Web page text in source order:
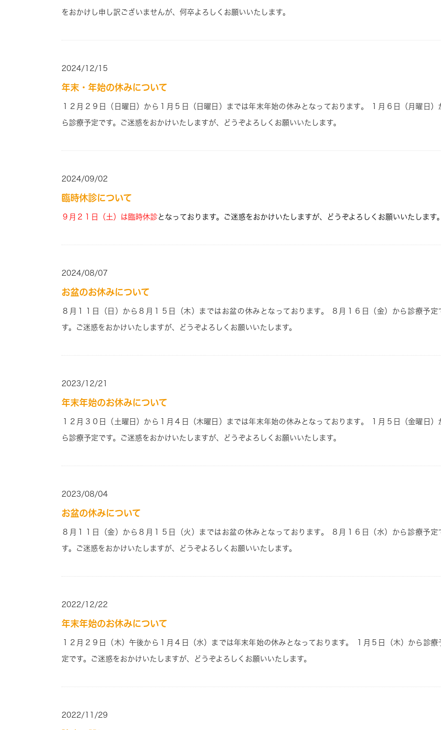
をおかけし申し訳ございませんが、何卒よろしくお願いいたします。
2024/12/15
年末・年始の休みについて
１２月２９ 日 （日曜日） から１ 月５ 日 （日曜日） までは年末年始の休みとなっております。 月６ 日 （月曜日）
ら診療予定です。ご迷惑をおかけいたしますが、どうぞよろしくお願いいたします。
2024/09/02
臨時休診について
９月２１日（土）は臨時休診となっております。ご迷惑をおかけいたしますが、どうぞよろしくお願いいたします
2024/08/07
お盆のお休みについて
８月１１ 日 （日） から８ 月１５ 日 （木） まではお盆の休みとなっております。 ８ 月１６ 日 （金） から診療予定
す。ご迷惑をおかけいたしますが、どうぞよろしくお願いいたします。
2023/12/21
年末年始のお休みについて
１２月３０ 日 （土曜日） から１ 月４ 日 （木曜日） までは年末年始の休みとなっております。 月５ 日 （金曜日）
ら診療予定です。ご迷惑をおかけいたしますが、どうぞよろしくお願いいたします。
2023/08/04
お盆の休みについて
８月１１ 日 （金） から８ 月１５ 日 （火） まではお盆の休みとなっております。 ８ 月１６ 日 （水） から診療予定
す。ご迷惑をおかけいたしますが、どうぞよろしくお願いいたします。
2022/12/22
年末年始のお休みについて
１２月２９ 日 （木） 午後から１ 月４ 日 （水） までは年末年始の休みとなっております。 月５ 日 （木） から診療
定です。ご迷惑をおかけいたしますが、どうぞよろしくお願いいたします。
2022/11/29